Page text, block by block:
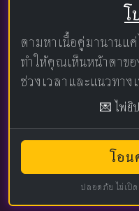
โ
ตามหาเนื้อคู่มานานแ
ทำให้คุณเห็นหน้าตาข
ช่วงเวลาและแนวทา
💌 ไพ่ยิ
โอน
ปลอดภัย ไม่เปิ